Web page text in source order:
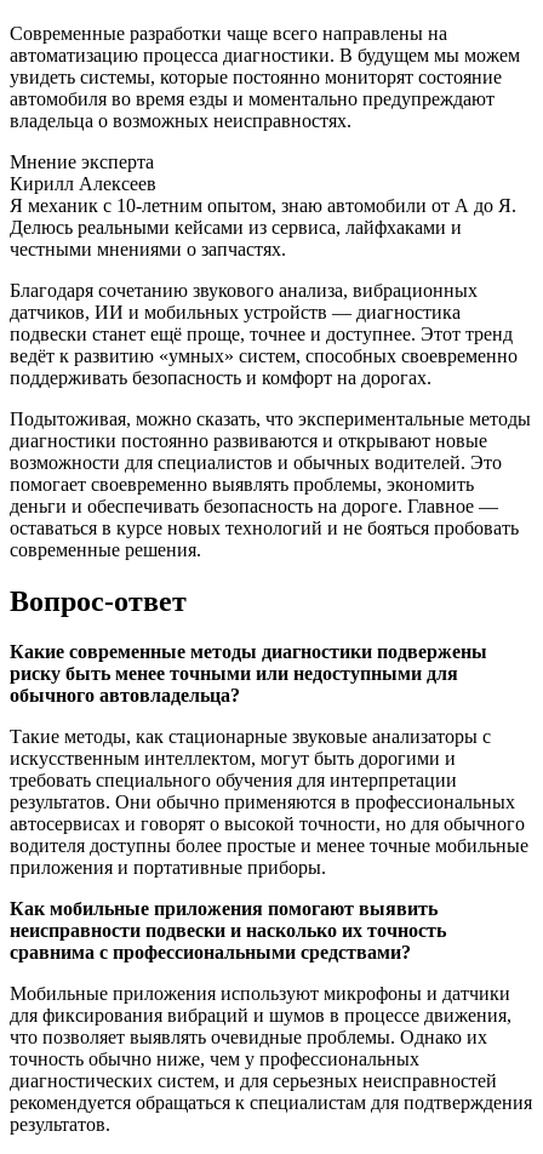
Современные разработки чаще всего направлены на
автоматизацию процесса диагностики. В будущем мы можем
увидеть системы, которые постоянно мониторят состояние
автомобиля во время езды и моментально предупреждают
владельца о возможных неисправностях.
Мнение эксперта
Кирилл Алексеев
Я механик с 10-летним опытом, знаю автомобили от А до Я.
Делюсь реальными кейсами из сервиса, лайфхаками и
честными мнениями о запчастях.
Благодаря сочетанию звукового анализа, вибрационных
датчиков, ИИ и мобильных устройств — диагностика
подвески станет ещё проще, точнее и доступнее. Этот тренд
ведёт к развитию «умных» систем, способных своевременно
поддерживать безопасность и комфорт на дорогах.
Подытоживая, можно сказать, что экспериментальные методы
диагностики постоянно развиваются и открывают новые
возможности для специалистов и обычных водителей. Это
помогает своевременно выявлять проблемы, экономить
деньги и обеспечивать безопасность на дороге. Главное —
оставаться в курсе новых технологий и не бояться пробовать
современные решения.
Вопрос-ответ
Какие современные методы диагностики подвержены
риску быть менее точными или недоступными для
обычного автовладельца?
Такие методы, как стационарные звуковые анализаторы с
искусственным интеллектом, могут быть дорогими и
требовать специального обучения для интерпретации
результатов. Они обычно применяются в профессиональных
автосервисах и говорят о высокой точности, но для обычного
водителя доступны более простые и менее точные мобильные
приложения и портативные приборы.
Как мобильные приложения помогают выявить
неисправности подвески и насколько их точность
сравнима с профессиональными средствами?
Мобильные приложения используют микрофоны и датчики
для фиксирования вибраций и шумов в процессе движения,
что позволяет выявлять очевидные проблемы. Однако их
точность обычно ниже, чем у профессиональных
диагностических систем, и для серьезных неисправностей
рекомендуется обращаться к специалистам для подтверждения
результатов.